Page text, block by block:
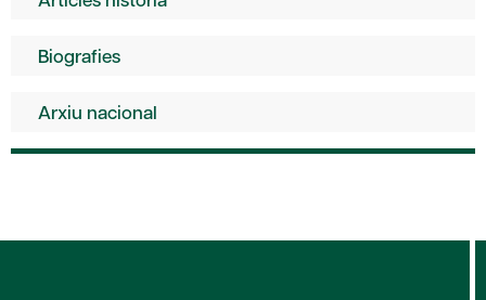
Biografies
Arxiu nacional